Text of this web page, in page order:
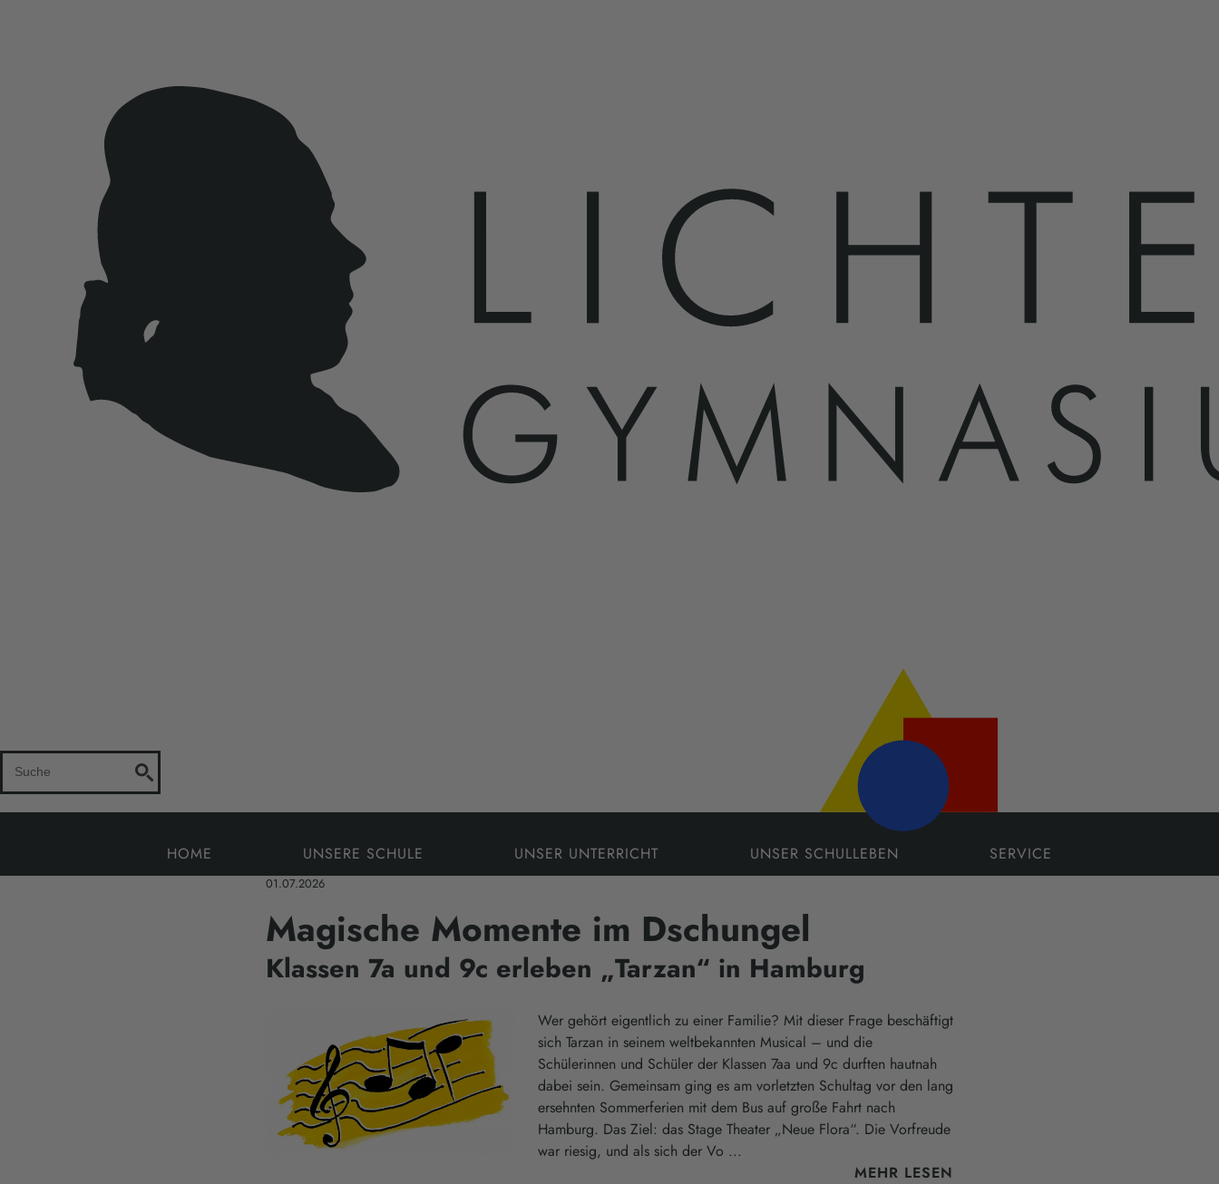
HOME UNSERE SCHULE UNSER UNTERRICHT UNSER SCHULLEBEN SERVICE
Magische Momente im Dschungel
Klassen 7a und 9c erleben „Tarzan“ in Hamburg
Wer gehört eigentlich zu einer Familie? Mit dieser Frage beschäftigt
sich Tarzan in seinem weltbekannten Musical – und die
Schülerinnen und Schüler der Klassen 7aa und 9c durften hautnah
dabei sein. Gemeinsam ging es am vorletzten Schultag vor den lang
ersehnten Sommerferien mit dem Bus auf große Fahrt nach
Hamburg. Das Ziel: das Stage Theater „Neue Flora“. Die Vorfreude
war riesig, und als sich der Vo ...
MEHR LESEN
01.07.2026